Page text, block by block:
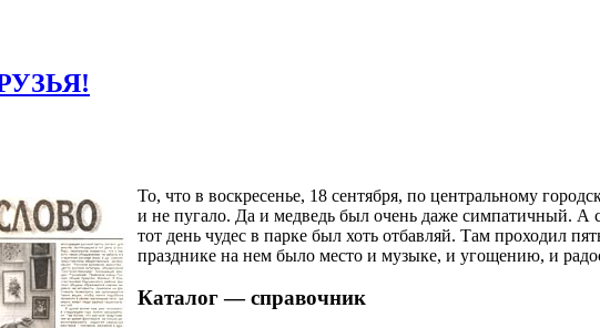
То, что в воскресенье, 18 сентября, по центральному
и не пугало. Да и медведь был очень даже симпатичный. А
тот день чудес в парке был хоть отбавляй. Там проходил
празднике на нем было место и музыке, и угощению, и
Каталог — справочник